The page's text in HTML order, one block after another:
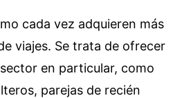
cada vez adquieren más
viajes. Se trata de ofrecer
en particular, como
parejas de recién